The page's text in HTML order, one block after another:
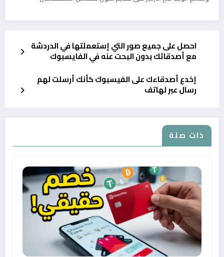
احصل على جميع صور التي إستعملتها في الدردشة
مع أصدقائك بدون البحت عنه في الفايسبوك
إخدع أصدقاءك على الفيسبوك كأنك أرسلت لهم
رسال عبر لهاتف
ذات صلة